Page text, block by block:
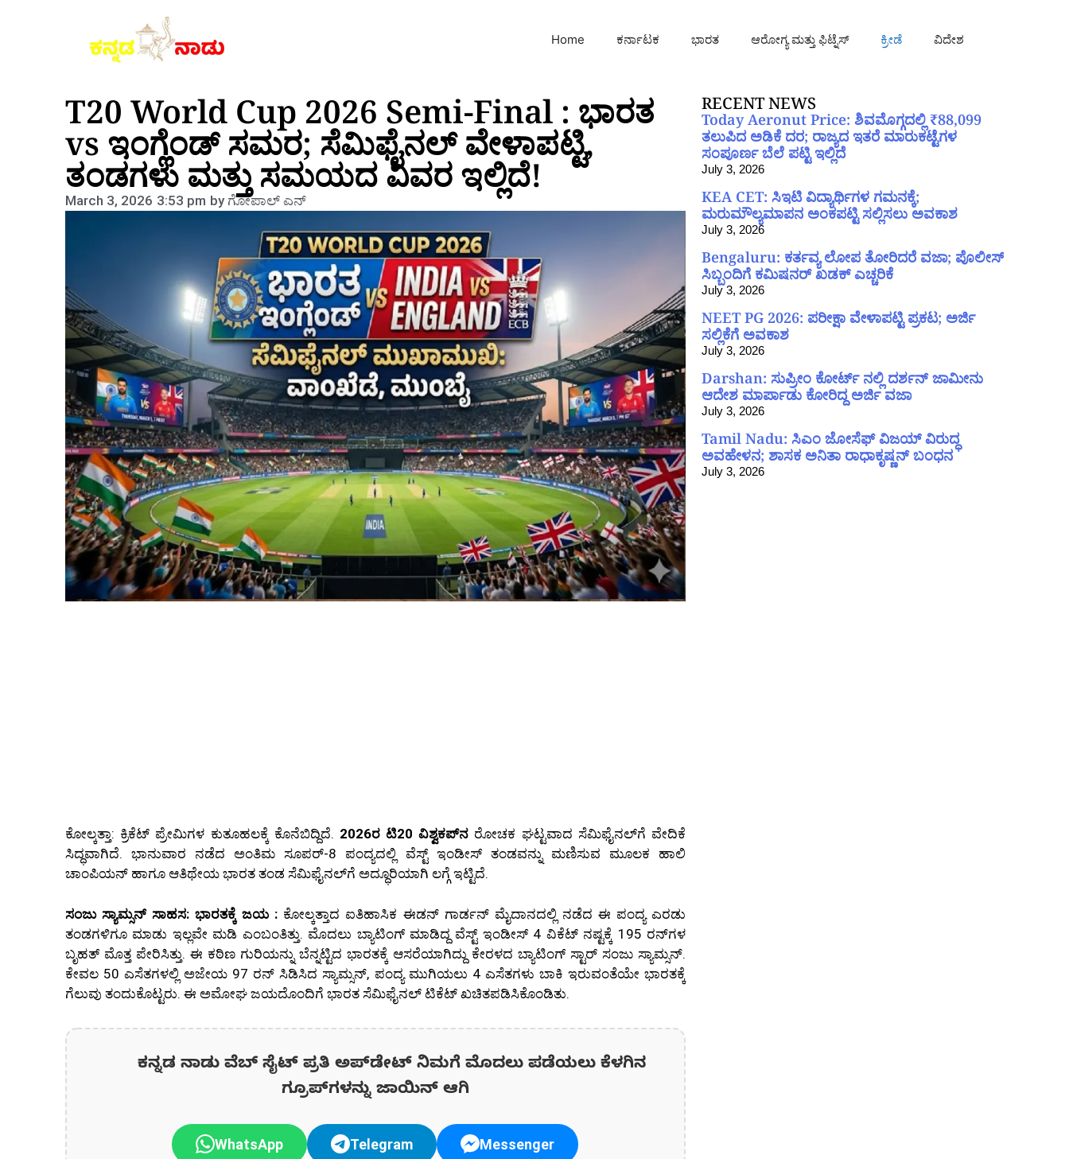
Home ಕರ್ನಾಟಕ ಭಾರತ ಆರೋಗ್ಯ ಮತ್ತು ಫಿಟ್ನೆಸ್ ಕ್ರೀಡೆ ವಿದೇಶ
T20 World Cup 2026 Semi-Final : ಭಾರತ
vs ಇಂಗ್ಲೆಂಡ್ ಸಮರ; ಸೆಮಿಫೈನಲ್ ವೇಳಾಪಟ್ಟಿ,
ತಂಡಗಳು ಮತ್ತು ಸಮಯದ ವಿವರ ಇಲ್ಲಿದೆ!
March 3, 2026 3:53 pm byಗೋಪಾಲ್‌ ಎನ್‌
ಕೋಲ್ಕತ್ತಾ: ಕ್ರಿಕೆಟ್ ಪ್ರೇಮಿಗಳ ಕುತೂಹಲಕ್ಕೆ ಕೊನೆಬಿದ್ದಿದೆ. 2026ರ ಟಿ20 ವಿಶ್ವಕಪ್‌ನ ರೋಚಕ ಘಟ್ಟವಾದ ಸೆಮಿಫೈನಲ್‌ಗೆ ವೇದಿಕೆ
ಸಿದ್ಧವಾಗಿದೆ. ಭಾನುವಾರ ನಡೆದ ಅಂತಿಮ ಸೂಪರ್-8 ಪಂದ್ಯದಲ್ಲಿ ವೆಸ್ಟ್ ಇಂಡೀಸ್ ತಂಡವನ್ನು ಮಣಿಸುವ ಮೂಲಕ ಹಾಲಿ
ಚಾಂಪಿಯನ್ ಹಾಗೂ ಆತಿಥೇಯ ಭಾರತ ತಂಡ ಸೆಮಿಫೈನಲ್‌ಗೆ ಅದ್ಧೂರಿಯಾಗಿ ಲಗ್ಗೆ ಇಟ್ಟಿದೆ.
ಸಂಜು ಸ್ಯಾಮ್ಸನ್ ಸಾಹಸ: ಭಾರತಕ್ಕೆ ಜಯ : ಕೋಲ್ಕತ್ತಾದ ಐತಿಹಾಸಿಕ ಈಡನ್ ಗಾರ್ಡನ್ ಮೈದಾನದಲ್ಲಿ ನಡೆದ ಈ ಪಂದ್ಯ ಎರಡು
ತಂಡಗಳಿಗೂ ಮಾಡು ಇಲ್ಲವೇ ಮಡಿ ಎಂಬಂತಿತ್ತು. ಮೊದಲು ಬ್ಯಾಟಿಂಗ್ ಮಾಡಿದ್ದ ವೆಸ್ಟ್ ಇಂಡೀಸ್ 4 ವಿಕೆಟ್ ನಷ್ಟಕ್ಕೆ 195 ರನ್‌ಗಳ
ಬೃಹತ್ ಮೊತ್ತ ಪೇರಿಸಿತ್ತು. ಈ ಕಠಿಣ ಗುರಿಯನ್ನು ಬೆನ್ನಟ್ಟಿದ ಭಾರತಕ್ಕೆ ಆಸರೆಯಾಗಿದ್ದು ಕೇರಳದ ಬ್ಯಾಟಿಂಗ್ ಸ್ಟಾರ್ ಸಂಜು ಸ್ಯಾಮ್ಸನ್.
ಕೇವಲ 50 ಎಸೆತಗಳಲ್ಲಿ ಅಜೇಯ 97 ರನ್ ಸಿಡಿಸಿದ ಸ್ಯಾಮ್ಸನ್, ಪಂದ್ಯ ಮುಗಿಯಲು 4 ಎಸೆತಗಳು ಬಾಕಿ ಇರುವಂತೆಯೇ ಭಾರತಕ್ಕೆ
ಗೆಲುವು ತಂದುಕೊಟ್ಟರು. ಈ ಅಮೋಘ ಜಯದೊಂದಿಗೆ ಭಾರತ ಸೆಮಿಫೈನಲ್ ಟಿಕೆಟ್ ಖಚಿತಪಡಿಸಿಕೊಂಡಿತು.
ಕನ್ನಡ ನಾಡು ವೆಬ್ ಸೈಟ್ ಪ್ರತಿ ಅಪ್‌ಡೇಟ್‌ ನಿಮಗೆ ಮೊದಲು ಪಡೆಯಲು ಕೆಳಗಿನ
ಗ್ರೂಪ್‌ಗಳನ್ನು ಜಾಯಿನ್ ಆಗಿ
WhatsApp Telegram Messenger
RECENT NEWS
Today Aeronut Price: ಶಿವಮೊಗ್ಗದಲ್ಲಿ ₹88,099
ತಲುಪಿದ ಅಡಿಕೆ ದರ; ರಾಜ್ಯದ ಇತರೆ ಮಾರುಕಟ್ಟೆಗಳ
ಸಂಪೂರ್ಣ ಬೆಲೆ ಪಟ್ಟಿ ಇಲ್ಲಿದೆ
July 3, 2026
KEA CET: ಸಿಇಟಿ ವಿದ್ಯಾರ್ಥಿಗಳ ಗಮನಕ್ಕೆ;
ಮರುಮೌಲ್ಯಮಾಪನ ಅಂಕಪಟ್ಟಿ ಸಲ್ಲಿಸಲು ಅವಕಾಶ
July 3, 2026
Bengaluru: ಕರ್ತವ್ಯ ಲೋಪ ತೋರಿದರೆ ವಜಾ; ಪೊಲೀಸ್
ಸಿಬ್ಬಂದಿಗೆ ಕಮಿಷನರ್ ಖಡಕ್ ಎಚ್ಚರಿಕೆ
July 3, 2026
NEET PG 2026: ಪರೀಕ್ಷಾ ವೇಳಾಪಟ್ಟಿ ಪ್ರಕಟ; ಅರ್ಜಿ
ಸಲ್ಲಿಕೆಗೆ ಅವಕಾಶ
July 3, 2026
Darshan: ಸುಪ್ರೀಂ ಕೋರ್ಟ್ ನಲ್ಲಿ ದರ್ಶನ್ ಜಾಮೀನು
ಆದೇಶ ಮಾರ್ಪಾಡು ಕೋರಿದ್ದ ಅರ್ಜಿ ವಜಾ
July 3, 2026
Tamil Nadu: ಸಿಎಂ ಜೋಸೆಫ್ ವಿಜಯ್ ವಿರುದ್ಧ
ಅವಹೇಳನ; ಶಾಸಕ ಅನಿತಾ ರಾಧಾಕೃಷ್ಣನ್ ಬಂಧನ
July 3, 2026